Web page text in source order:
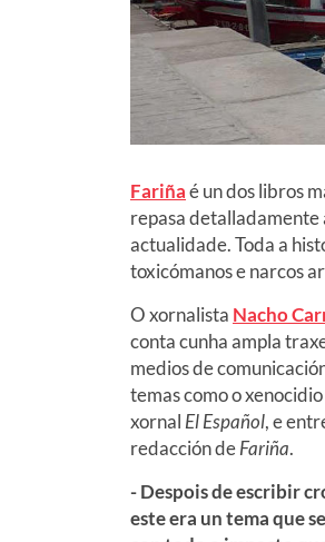
Fariñaé un dos libros
repasa detalladamente
actualidade. Toda a
toxicómanos e narcos
O xornalista Nacho
conta cunha ampla
medios de
temas como o
xornal El Español, e
redacción deFariña.
- Despois de escribir
este era un tema que